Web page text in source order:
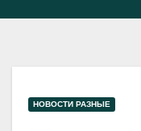
НОВОСТИ РАЗНЫЕ